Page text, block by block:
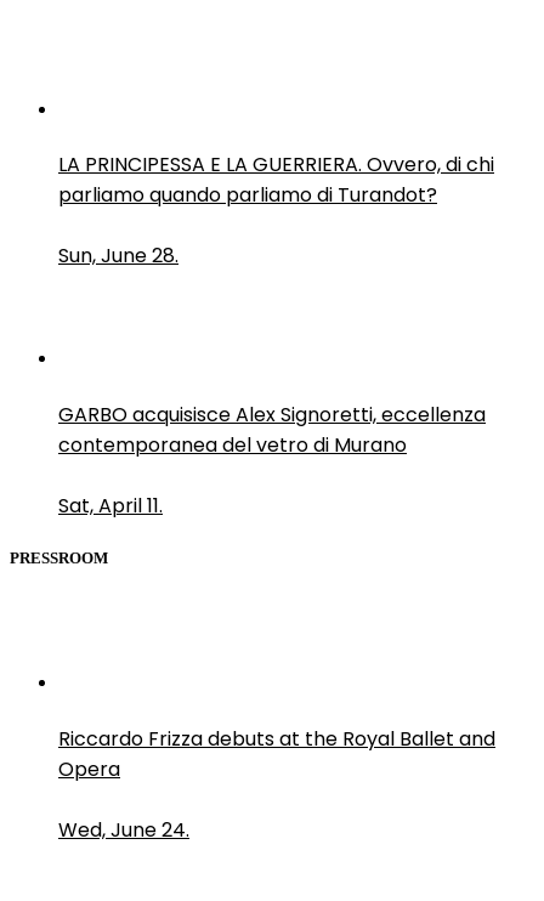
LA PRINCIPESSA E LA GUERRIERA. Ovvero, di chi
parliamo quando parliamo di Turandot?
Sun, June 28.
GARBO acquisisce Alex Signoretti, eccellenza
contemporanea del vetro di Murano
Sat, April 11.
PRESSROOM
Riccardo Frizza debuts at the Royal Ballet and
Opera
Wed, June 24.